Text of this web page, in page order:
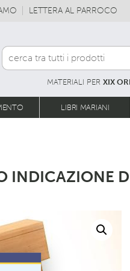
LETTERA AL PARROCO
MATERIALI PERXIX
LIBRI MARIANI
INDICAZIONE